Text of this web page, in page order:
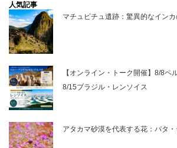
人気記事
マチュピチュ遺跡：驚異的なイン
【オンライン・トーク開催】8/8ペ
8/15ブラジル・レンソイス
アタカマ砂漠を代表する花：パタ